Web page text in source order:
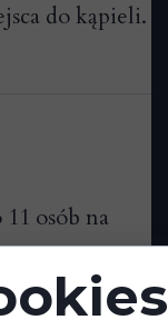
osób na
do kąpieli.